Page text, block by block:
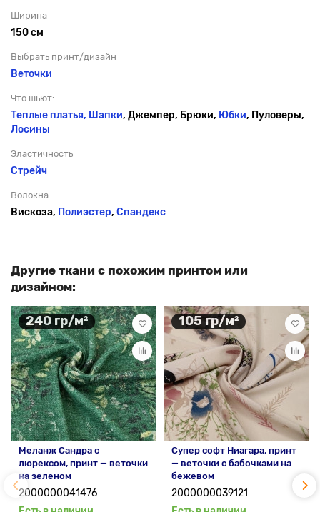
Ширина
150 см
Выбрать принт/дизайн
Веточки
Что шьют:
Теплые платья, Шапки, Джемпер, Брюки, Юбки, Пуловеры,
Лосины
Эластичность
Стрейч
Волокна
Вискоза, Полиэстер, Спандекс
Другие ткани с похожим принтом или
дизайном:
240 гр/м²
Меланж Сандра с
люрексом, принт — веточки
на зеленом
2000000041476
105 гр/м²
Супер софт Ниагара, принт
— веточки с бабочками на
бежевом
2000000039121